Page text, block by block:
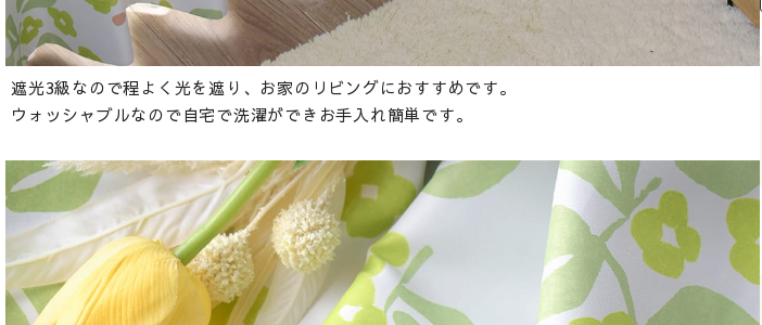
遮光3級なので程よく光を遮り、お家のリビングにおすすめです。
ウォッシャブルなので自宅で洗濯ができお手入れ簡単です。